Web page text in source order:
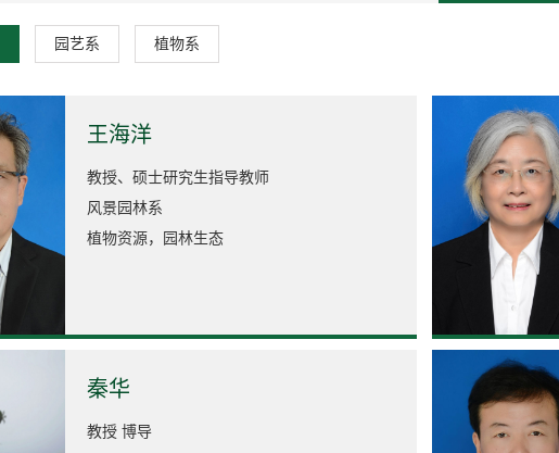
园艺系 植物系
王海洋
教授、硕士研究生指导教师
风景园林系
植物资源，园林生态
秦华
教授 博导